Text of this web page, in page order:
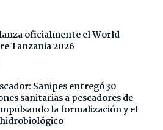
oficialmente el World
Tanzania 2026
Sanipes entregó 30
sanitarias a pescadores de
la formalización y el